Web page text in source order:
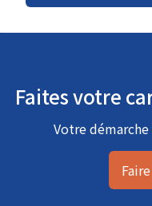
Faites votre
Votre